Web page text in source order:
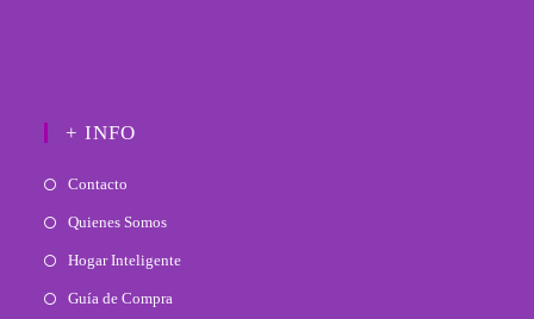
+ INFO
Contacto
Quienes Somos
Hogar Inteligente
Guía de Compra